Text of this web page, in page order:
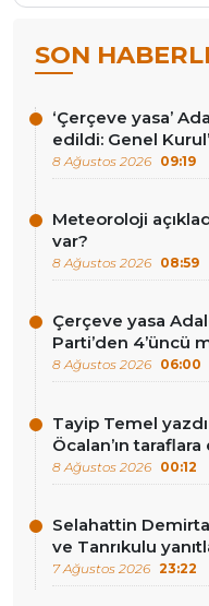
SON
‘Çerçeve yasa’
edildi: Genel
8 Ağustos 2026 09:19
Meteoroloji
var?
8 Ağustos 2026 08:59
Çerçeve yasa
Parti’den 4’üncü
8 Ağustos 2026 06:00
Tayip Temel
Öcalan’ın
8 Ağustos 2026 00:12
Selahattin
ve Tanrıkulu
7 Ağustos 2026 23:22